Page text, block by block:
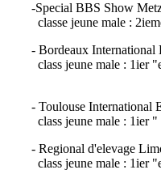
-Special BBS Show
classe jeune male :
- Bordeaux
class jeune male : 1ier
- Toulouse International
class jeune male : 1ier
- Regional d'elevage
class jeune male : 1ier